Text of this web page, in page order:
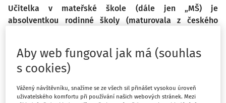
Učitelka v mateřské škole (dále jen „MŠ) je
absolventkou rodinné školy (maturovala z českého
udělala jednotlivou maturitní zkoušku z předškolní
pedagogiky a psychologie na Střední škole
Aby web fungoval jak má (souhlas
s cookies)
Vážený návštěvníku, snažíme se ze všech sil přinášet vysokou úroveň
uživatelského komfortu při používání našich webových stránek. Mezi